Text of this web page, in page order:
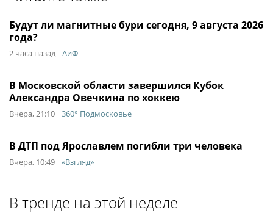
Будут ли магнитные бури сегодня, 9 августа 2026
года?
2 часа назад АиФ
В Московской области завершился Кубок
Александра Овечкина по хоккею
Вчера, 21:10 360° Подмосковье
В ДТП под Ярославлем погибли три человека
Вчера, 10:49 «Взгляд»
В тренде на этой неделе